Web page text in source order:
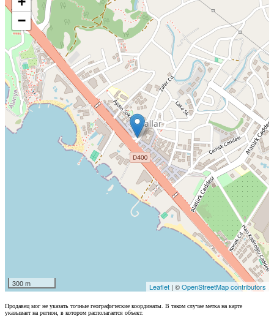
−
300 m Leaflet | ©OpenStreetMap contributors
Продавец мог не указать точные географические координаты. В таком случае метка на карте
указывает на регион, в котором располагается объект.